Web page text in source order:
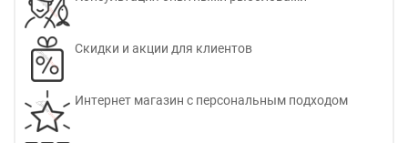
Скидки и акции для клиентов
Интернет магазин с персональным подходом